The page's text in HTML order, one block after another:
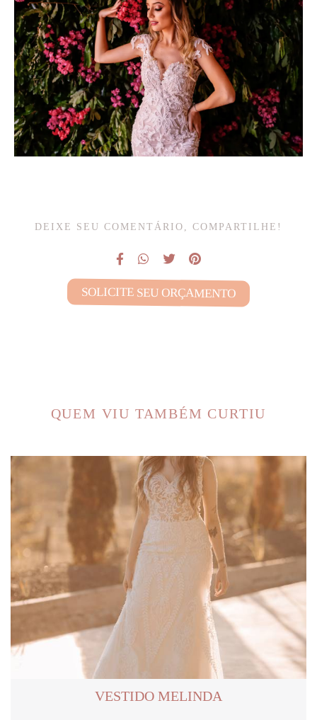
DEIXE SEU COMENTÁRIO, COMPARTILHE!
SOLICITE SEU ORÇAMENTO
QUEM VIU TAMBÉM CURTIU
VESTIDO MELINDA